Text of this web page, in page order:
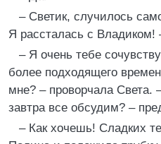
– Светик, случилось
Я рассталась с
– Я очень тебе
более подходящего
мне? – проворчала
завтра все обсудим? –
– Как хочешь! Сладких